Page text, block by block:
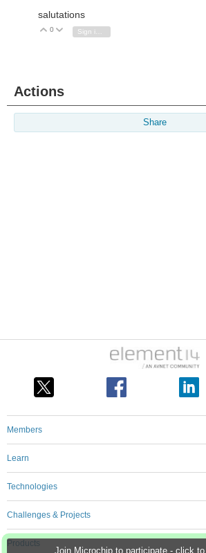
Join Microchip to participate - click
salutations
Vote Up
0 Vote Down
Actions
Share
Members
Learn
Technologies
Challenges & Projects
Products